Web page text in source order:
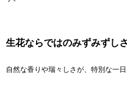
生花ならではのみずみずしさ
自然な香りや瑞々しさが、特別な一